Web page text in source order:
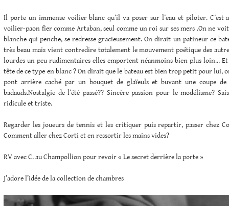
Il porte un immense voilier blanc qu’il va poser sur l’eau et piloter. C’est
voilier-paon fier comme Artaban, seul comme un roi sur ses mers .On ne
blanche qui penche, se redresse gracieusement. On dirait un patineur ce
très beau mais vient contredire totalement le mouvement poétique des
lourdes un peu rudimentaires elles emportent néanmoins bien plus loin… Et
tête de ce type en blanc ? On dirait que le bateau est bien trop petit pour lui,
pont arrière caché par un bouquet de glaïeuls et buvant une coupe de
badauds.Nostalgie de l’été passé?? Sincère passion pour le modélisme?
ridicule et triste.
Regarder les joueurs de tennis et les critiquer puis repartir, passer chez
Comment aller chez Corti et en ressortir les mains vides?
RV avec C. au Champollion pour revoir « Le secret derrière la porte »
J’adore l’idée de la collection de chambres